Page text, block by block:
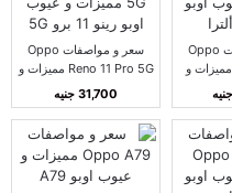
سعر و مواصفات Oppo
Find X7 Ultra مميزات و
سعر و مواصفات Oppo
Reno 11 Pro 5G مميزات و
عيوب اوبو رينو 11 برو 5G
31,700 جنيه